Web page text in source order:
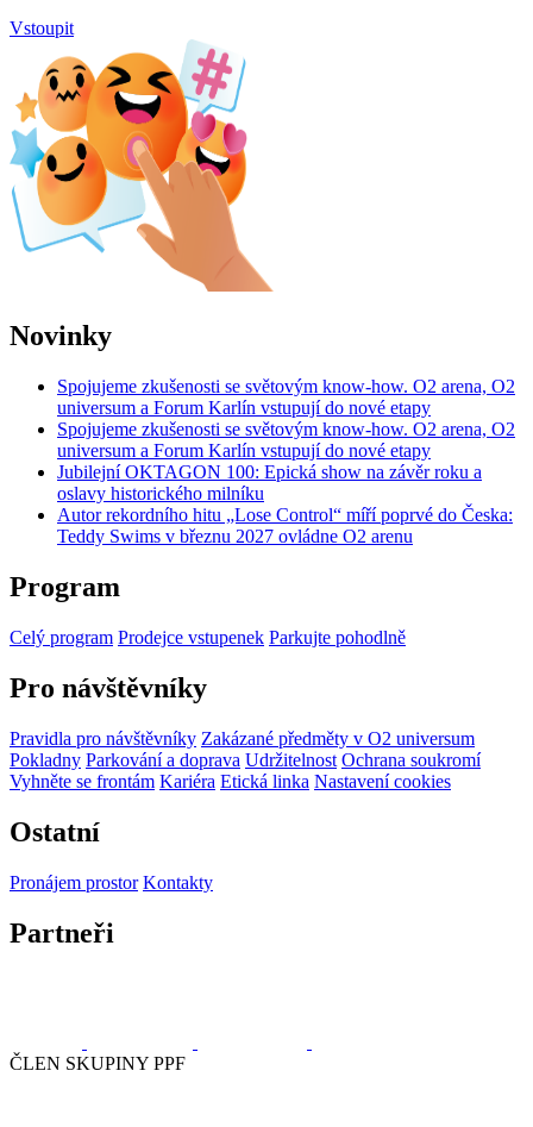
Vstoupit
Novinky
Spojujeme zkušenosti se světovým know-how. O2 arena, O2
universum a Forum Karlín vstupují do nové etapy
Spojujeme zkušenosti se světovým know-how. O2 arena, O2
universum a Forum Karlín vstupují do nové etapy
Jubilejní OKTAGON 100: Epická show na závěr roku a
oslavy historického milníku
Autor rekordního hitu „Lose Control“ míří poprvé do Česka:
Teddy Swims v březnu 2027 ovládne O2 arenu
Program
Celý program Prodejce vstupenek Parkujte pohodlně
Pro návštěvníky
Pravidla pro návštěvníky Zakázané předměty v O2 universum
Pokladny Parkování a doprava Udržitelnost Ochrana soukromí
Vyhněte se frontám Kariéra Etická linka Nastavení cookies
Ostatní
Pronájem prostor Kontakty
Partneři
ČLEN SKUPINY PPF